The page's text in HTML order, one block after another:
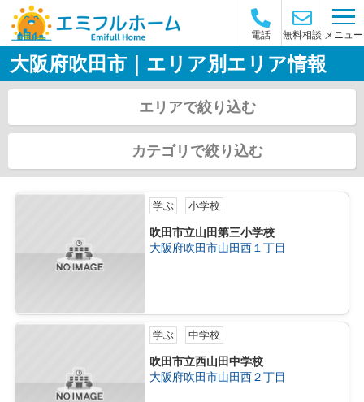
電話 無料相談 メニュー
大阪府吹田市｜エリア別エリア情報
エリアで絞り込む
カテゴリで絞り込む
学ぶ 小学校
吹田市立山田第三小学校
大阪府吹田市山田西１丁目
学ぶ 中学校
吹田市立西山田中学校
大阪府吹田市山田西２丁目